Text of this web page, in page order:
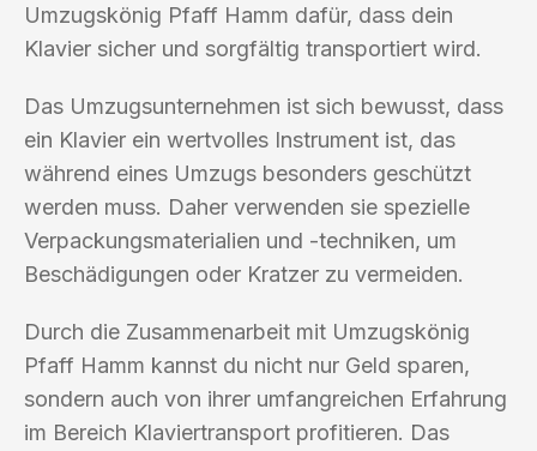
Umzugskönig Pfaff Hamm dafür, dass dein
Klavier sicher und sorgfältig transportiert wird.
Das Umzugsunternehmen ist sich bewusst, dass
ein Klavier ein wertvolles Instrument ist, das
während eines Umzugs besonders geschützt
werden muss. Daher verwenden sie spezielle
Verpackungsmaterialien und -techniken, um
Beschädigungen oder Kratzer zu vermeiden.
Durch die Zusammenarbeit mit Umzugskönig
Pfaff Hamm kannst du nicht nur Geld sparen,
sondern auch von ihrer umfangreichen Erfahrung
im Bereich Klaviertransport profitieren. Das